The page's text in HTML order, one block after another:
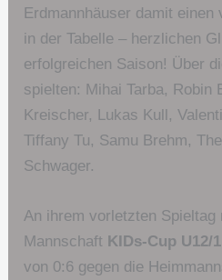
Erdmannhäuser damit
in der Tabelle – herzlichen
erfolgreichen Saison! Über
spielten: Mihai Tarba, Robin
Kreischer, Lukas Kull,
Tiffany Tu, Samu Brehm,
Schwager.
An ihrem vorletzten
Mannschaft KIDs-Cup U12/1
von 0:6 gegen die